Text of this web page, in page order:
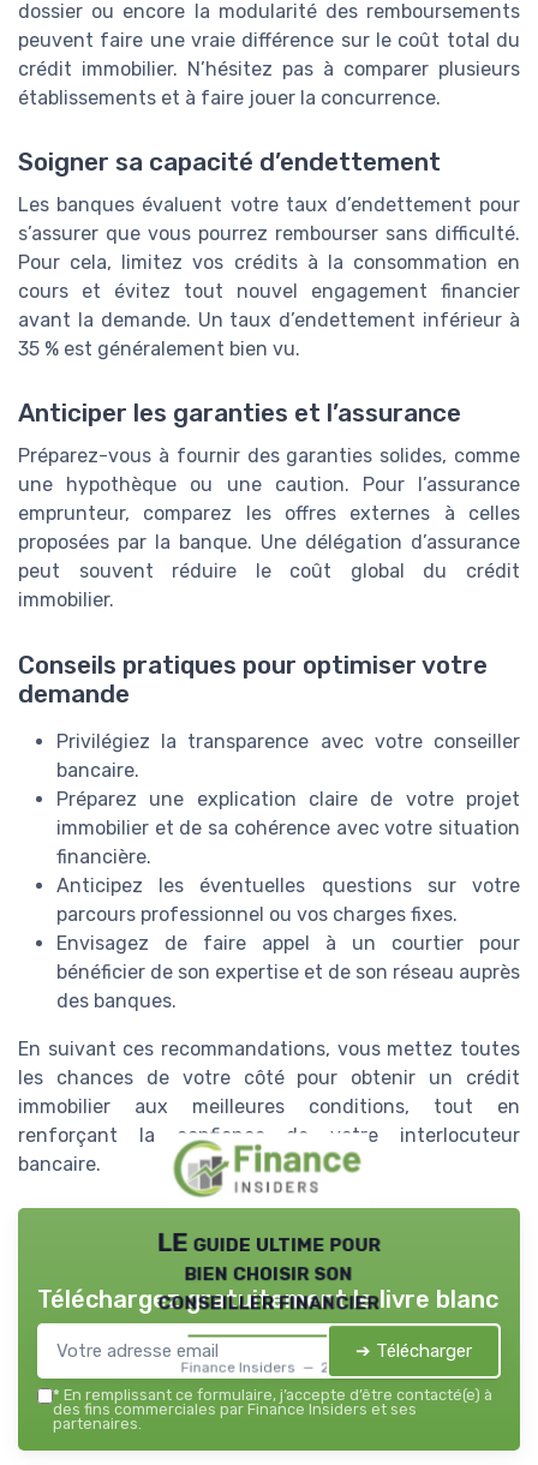
dossier ou encore la modularité des remboursements
peuvent faire une vraie différence sur le coût total du
crédit immobilier. N’hésitez pas à comparer plusieurs
établissements et à faire jouer la concurrence.
Soigner sa capacité d’endettement
Les banques évaluent votre taux d’endettement pour
s’assurer que vous pourrez rembourser sans difficulté.
Pour cela, limitez vos crédits à la consommation en
cours et évitez tout nouvel engagement financier
avant la demande. Un taux d’endettement inférieur à
35 % est généralement bien vu.
Anticiper les garanties et l’assurance
Préparez-vous à fournir des garanties solides, comme
une hypothèque ou une caution. Pour l’assurance
emprunteur, comparez les offres externes à celles
proposées par la banque. Une délégation d’assurance
peut souvent réduire le coût global du crédit
immobilier.
Conseils pratiques pour optimiser votre
demande
Privilégiez la transparence avec votre conseiller
bancaire.
Préparez une explication claire de votre projet
immobilier et de sa cohérence avec votre situation
financière.
Anticipez les éventuelles questions sur votre
parcours professionnel ou vos charges fixes.
Envisagez de faire appel à un courtier pour
bénéficier de son expertise et de son réseau auprès
des banques.
En suivant ces recommandations, vous mettez toutes
les chances de votre côté pour obtenir un crédit
immobilier aux meilleures conditions, tout en
renforçant la confiance de votre interlocuteur
bancaire.
LE guide ultime pour
bien choisir son
conseiller financier
Finance Insiders — 2026
Téléchargez gratuitement le livre blanc
➔ Télécharger
* En remplissant ce formulaire, j’accepte d’être contacté(e) à
des fins commerciales par Finance Insiders et ses
partenaires.